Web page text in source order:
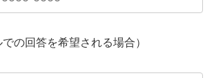
の回答を希望される場合）